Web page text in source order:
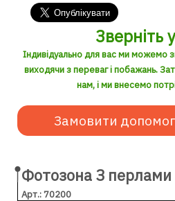
Зверніть
Індивідуально для вас ми можемо
виходячи з переваг і побажань.
нам, і ми внесемо
Замовити
Фотозона З перлами
Арт.: 70200